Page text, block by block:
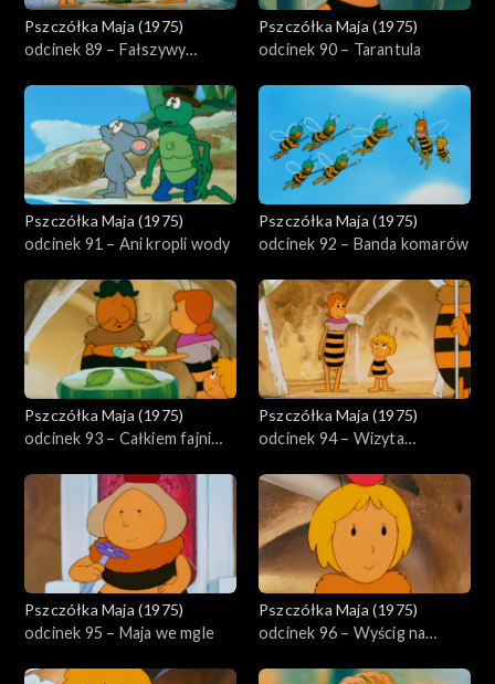
Pszczółka Maja (1975)
odcinek 89 – Fałszywy
Pszczółka Maja (1975)
odcinek 90 – Tarantula
Pszczółka Maja (1975)
odcinek 91 – Ani kropli wody
Pszczółka Maja (1975)
odcinek 92 – Banda komarów
Pszczółka Maja (1975)
odcinek 93 – Całkiem fajni
Pszczółka Maja (1975)
odcinek 94 – Wizyta
Pszczółka Maja (1975)
odcinek 95 – Maja we mgle
Pszczółka Maja (1975)
odcinek 96 – Wyścig na